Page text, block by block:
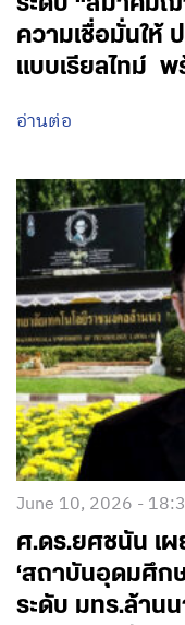
ความเชื่อมั่นให้
แบบเรียลไทม์
อ่านต่อ
June 10, 2026 -
ศ.ดร.ยศชนัน เผ
‘สถาบันอุดมศึก
ระดับ มทร.ล้าน